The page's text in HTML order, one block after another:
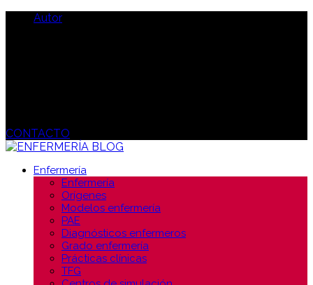
Autor
CONTACTO
Enfermería
Enfermería
Orígenes
Modelos enfermería
PAE
Diagnósticos enfermeros
Grado enfermería
Prácticas clínicas
TFG